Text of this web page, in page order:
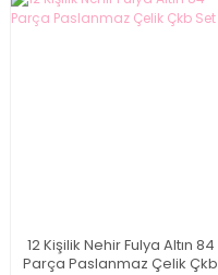
12 Kişilik Nehir Fulya Altın 84
Parça Paslanmaz Çelik Çkb